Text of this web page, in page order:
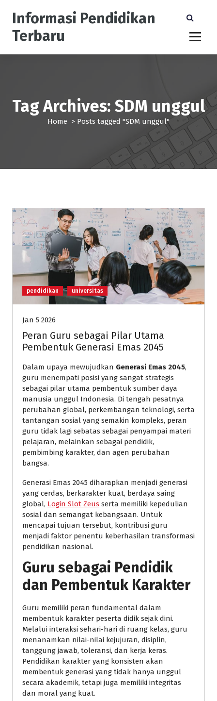
Informasi Pendidikan
Terbaru
Tag Archives: SDM unggul
Home > Posts tagged "SDM unggul"
pendidikan universitas
Jan 5 2026
Peran Guru sebagai Pilar Utama
Pembentuk Generasi Emas 2045
Dalam upaya mewujudkan Generasi Emas 2045,
guru menempati posisi yang sangat strategis
sebagai pilar utama pembentuk sumber daya
manusia unggul Indonesia. Di tengah pesatnya
perubahan global, perkembangan teknologi, serta
tantangan sosial yang semakin kompleks, peran
guru tidak lagi sebatas sebagai penyampai materi
pelajaran, melainkan sebagai pendidik,
pembimbing karakter, dan agen perubahan
bangsa.
Generasi Emas 2045 diharapkan menjadi generasi
yang cerdas, berkarakter kuat, berdaya saing
global, Login Slot Zeus serta memiliki kepedulian
sosial dan semangat kebangsaan. Untuk
mencapai tujuan tersebut, kontribusi guru
menjadi faktor penentu keberhasilan transformasi
pendidikan nasional.
Guru sebagai Pendidik
dan Pembentuk Karakter
Guru memiliki peran fundamental dalam
membentuk karakter peserta didik sejak dini.
Melalui interaksi sehari-hari di ruang kelas, guru
menanamkan nilai-nilai kejujuran, disiplin,
tanggung jawab, toleransi, dan kerja keras.
Pendidikan karakter yang konsisten akan
membentuk generasi yang tidak hanya unggul
secara akademik, tetapi juga memiliki integritas
dan moral yang kuat.